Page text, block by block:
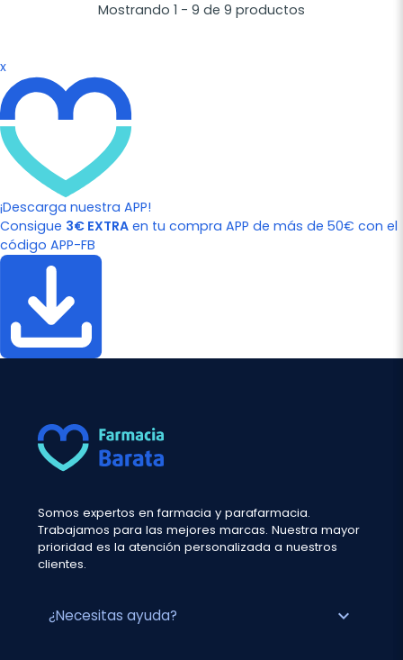
Mostrando 1 - 9 de 9 productos
x
¡Descarga nuestra APP!
Consigue 3€ EXTRA en tu compra APP de más de 50€ con el
código APP-FB
Somos expertos en farmacia y parafarmacia.
Trabajamos para las mejores marcas. Nuestra mayor
prioridad es la atención personalizada a nuestros
clientes.
¿Necesitas ayuda? expand_more